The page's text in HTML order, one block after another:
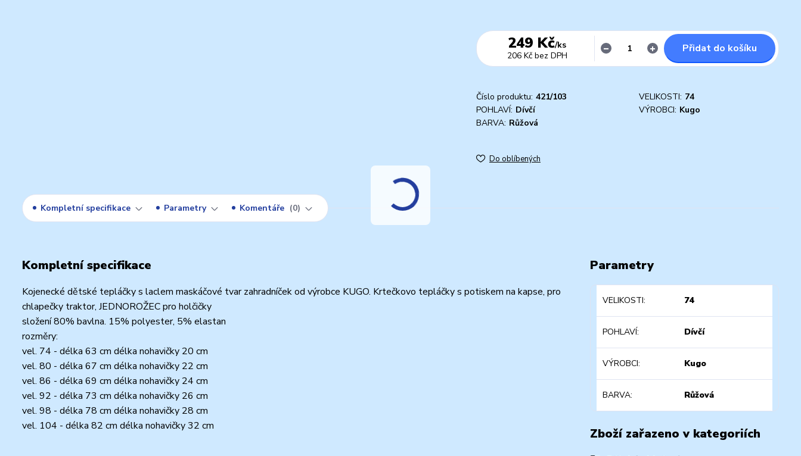
249 Kč/ks
206 Kč bez DPH
Přidat do košíku
Číslo produktu: 421/103 VELIKOSTI: 74
POHLAVÍ: Dívčí VÝROBCI: Kugo
BARVA: Růžová
Do oblíbených
Kompletní specifikace Parametry Komentáře 0
Kompletní specifikace
Kojenecké dětské tepláčky s laclem maskáčové tvar zahradníček od výrobce KUGO. Krtečkovo tepláčky s potiskem na kapse, pro
chlapečky traktor, JEDNOROŽEC pro holčičky
složení 80% bavlna. 15% polyester, 5% elastan
rozměry:
vel. 74 - délka 63 cm délka nohavičky 20 cm
vel. 80 - délka 67 cm délka nohavičky 22 cm
vel. 86 - délka 69 cm délka nohavičky 24 cm
vel. 92 - délka 73 cm délka nohavičky 26 cm
vel. 98 - délka 78 cm délka nohavičky 28 cm
vel. 104 - délka 82 cm délka nohavičky 32 cm
Parametry
VELIKOSTI 74
POHLAVÍ Dívčí
VÝROBCI Kugo
BARVA Růžová
Zboží zařazeno v kategoriích